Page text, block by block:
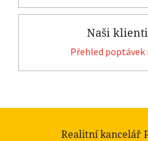
Naši
Přehled poptávek
Realitní kancelář